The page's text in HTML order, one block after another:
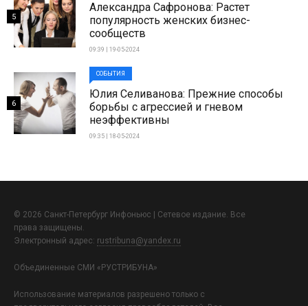
Александра Сафронова: Растет
популярность женских бизнес-
сообществ
09:39 | 19-05-2024
5
СОБЫТИЯ
Юлия Селиванова: Прежние способы
борьбы с агрессией и гневом
неэффективны
09:35 | 18-05-2024
6
© 2026 Санкт-Петербург Инфоньюс | Сетевое издание. Все
права защищены.
Электронный адрес: rustribuna@yandex.ru
Объединенные СМИ «РУСТРИБУНА»
Использование материалов разрешено только с